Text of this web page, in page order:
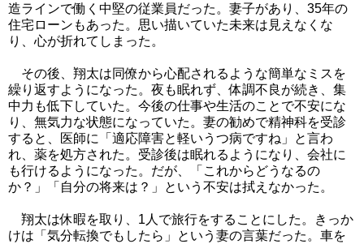
造ラインで働く中堅の従業員だった。妻子があり、35年の
住宅ローンもあった。思い描いていた未来は見えなくな
り、心が折れてしまった。
その後、翔太は同僚から心配されるような簡単なミスを
繰り返すようになった。夜も眠れず、体調不良が続き、集
中力も低下していた。今後の仕事や生活のことで不安にな
り、無気力な状態になっていた。妻の勧めで精神科を受診
すると、医師に「適応障害と軽いうつ病ですね」と言わ
れ、薬を処方された。受診後は眠れるようになり、会社に
も行けるようになった。だが、「これからどうなるの
か？」「自分の将来は？」という不安は拭えなかった。
翔太は休暇を取り、1人で旅行をすることにした。きっか
けは「気分転換でもしたら」という妻の言葉だった。車を